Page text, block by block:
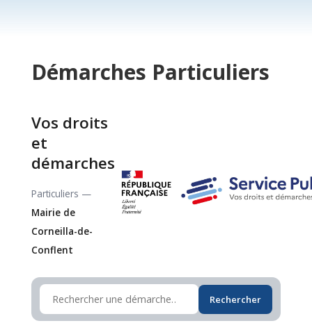
Démarches Particuliers
Vos droits
et
démarches
Particuliers —
Mairie de
Corneilla-de-
Conflent
Rechercher